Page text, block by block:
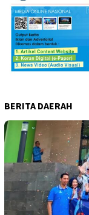
BERITA DAERAH